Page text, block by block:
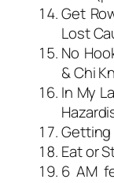
Get
Lost
No
& Chi
In My
Getting
Eat or
6 AM